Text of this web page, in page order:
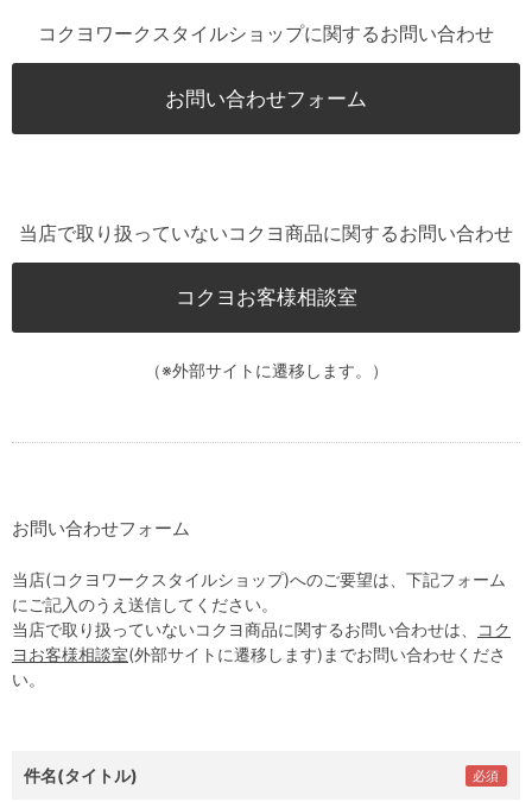
コクヨワークスタイルショップに関するお問い合わせ
お問い合わせフォーム
当店で取り扱っていないコクヨ商品に関するお問い合わせ
コクヨお客様相談室
（※外部サイトに遷移します。）
お問い合わせフォーム
当店(コクヨワークスタイルショップ)へのご要望は、下記フォーム
にご記入のうえ送信してください。
当店で取り扱っていないコクヨ商品に関するお問い合わせは、
コク
ヨお客様相談室(外部サイトに遷移します)までお問い合わせくださ
い。
件名(タイトル)